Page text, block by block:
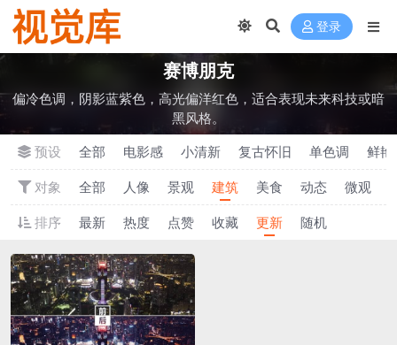
登录
‌赛博朋克
偏冷色调，阴影蓝紫色，高光偏洋红色，适合表现未来科技或暗
黑风格。
预设
全部 电影感 小清新 ‌复古怀旧 单色调
鲜艳
对象
全部 人像 景观 建筑 美食 动态 微观
排序
最新 热度 点赞 收藏 更新 随机